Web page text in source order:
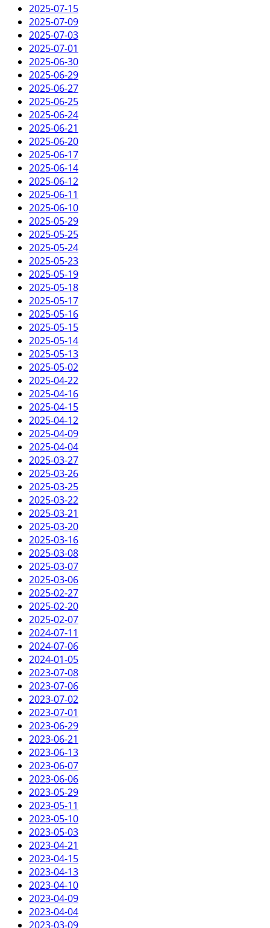
2025-07-15
2025-07-09
2025-07-03
2025-07-01
2025-06-30
2025-06-29
2025-06-27
2025-06-25
2025-06-24
2025-06-21
2025-06-20
2025-06-17
2025-06-14
2025-06-12
2025-06-11
2025-06-10
2025-05-29
2025-05-25
2025-05-24
2025-05-23
2025-05-19
2025-05-18
2025-05-17
2025-05-16
2025-05-15
2025-05-14
2025-05-13
2025-05-02
2025-04-22
2025-04-16
2025-04-15
2025-04-12
2025-04-09
2025-04-04
2025-03-27
2025-03-26
2025-03-25
2025-03-22
2025-03-21
2025-03-20
2025-03-16
2025-03-08
2025-03-07
2025-03-06
2025-02-27
2025-02-20
2025-02-07
2024-07-11
2024-07-06
2024-01-05
2023-07-08
2023-07-06
2023-07-02
2023-07-01
2023-06-29
2023-06-21
2023-06-13
2023-06-07
2023-06-06
2023-05-29
2023-05-11
2023-05-10
2023-05-03
2023-04-21
2023-04-15
2023-04-13
2023-04-10
2023-04-09
2023-04-04
2023-03-09